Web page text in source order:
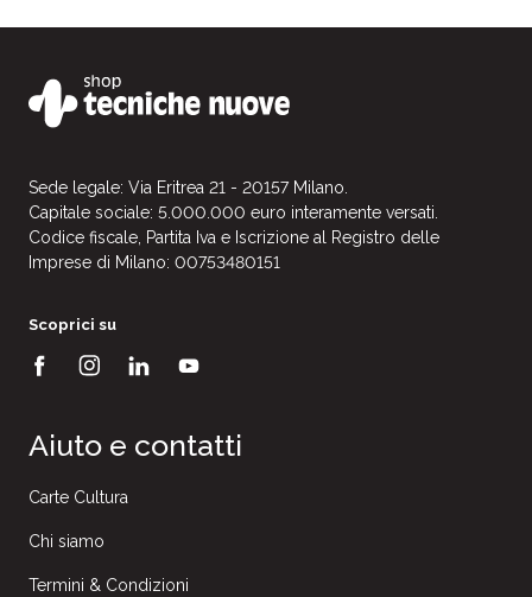
Sede legale: Via Eritrea 21 - 20157 Milano.
Capitale sociale: 5.000.000 euro interamente versati.
Codice fiscale, Partita Iva e Iscrizione al Registro delle
Imprese di Milano: 00753480151
Scoprici su
Aiuto e contatti
Carte Cultura
Chi siamo
Termini & Condizioni